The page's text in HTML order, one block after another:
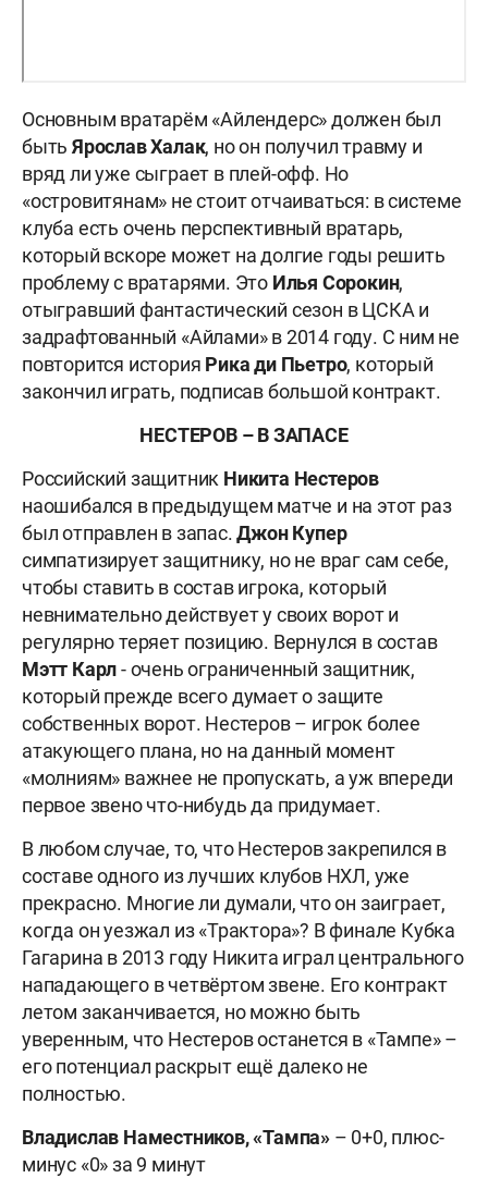
Основным вратарём «Айлендерс» должен был
быть Ярослав Халак, но он получил травму и
вряд ли уже сыграет в плей-офф. Но
«островитянам» не стоит отчаиваться: в системе
клуба есть очень перспективный вратарь,
который вскоре может на долгие годы решить
проблему с вратарями. Это Илья Сорокин,
отыгравший фантастический сезон в ЦСКА и
задрафтованный «Айлами» в 2014 году. С ним не
повторится история Рика ди Пьетро, который
закончил играть, подписав большой контракт.
НЕСТЕРОВ – В ЗАПАСЕ
Российский защитник Никита Нестеров
наошибался в предыдущем матче и на этот раз
был отправлен в запас.Джон Купер
симпатизирует защитнику, но не враг сам себе,
чтобы ставить в состав игрока, который
невнимательно действует у своих ворот и
регулярно теряет позицию. Вернулся в состав
Мэтт Карл- очень ограниченный защитник,
который прежде всего думает о защите
собственных ворот. Нестеров – игрок более
атакующего плана, но на данный момент
«молниям» важнее не пропускать, а уж впереди
первое звено что-нибудь да придумает.
В любом случае, то, что Нестеров закрепился в
составе одного из лучших клубов НХЛ, уже
прекрасно. Многие ли думали, что он заиграет,
когда он уезжал из «Трактора»? В финале Кубка
Гагарина в 2013 году Никита играл центрального
нападающего в четвёртом звене. Его контракт
летом заканчивается, но можно быть
уверенным, что Нестеров останется в «Тампе» –
его потенциал раскрыт ещё далеко не
полностью.
Владислав Наместников, «Тампа» – 0+0, плюс-
минус «0» за 9 минут